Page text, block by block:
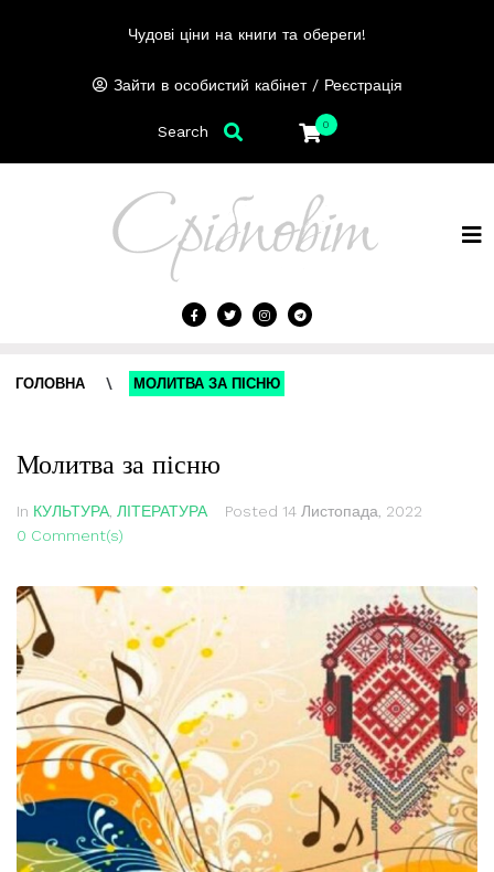
Чудові ціни на книги та обереги!
Зайти в особистий кабінет / Реєстрація
0
Search
ГОЛОВНА \ МОЛИТВА ЗА ПІСНЮ
Молитва за пісню
In КУЛЬТУРА ЛІТЕРАТУРА Posted 14 Листопада, 2022
0 Comment(s)